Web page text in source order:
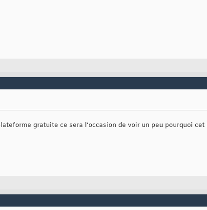
gratuite ce sera l'occasion de voir un peu pourquoi